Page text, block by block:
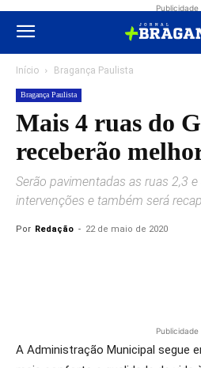
Publicidade
Início Bragança Paulista
Bragança Paulista
Mais 4 ruas do
receberão
Serão pavimentadas as ruas 2,3
intervenções e também será
Por Redação - 22 de maio de 2020
Publicidade
A Administração Municipal segue